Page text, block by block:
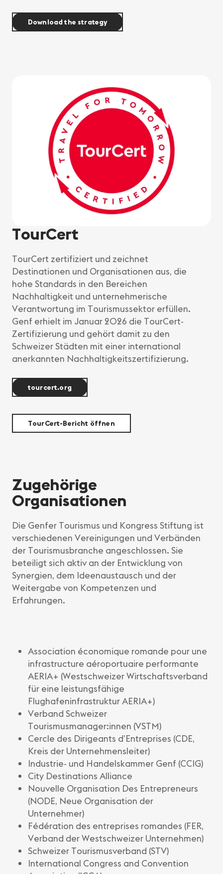
Download the strategy
TourCert
TourCert zertifiziert und zeichnet
Destinationen und Organisationen aus, die
hohe Standards in den Bereichen
Nachhaltigkeit und unternehmerische
Verantwortung im Tourismussektor erfüllen.
Genf erhielt im Januar 2026 die TourCert-
Zertifizierung und gehört damit zu den
Schweizer Städten mit einer international
anerkannten Nachhaltigkeitszertifizierung.
tourcert.org
TourCert-Bericht öffnen
Zugehörige
Organisationen
Die Genfer Tourismus und Kongress Stiftung ist
verschiedenen Vereinigungen und Verbänden
der Tourismusbranche angeschlossen. Sie
beteiligt sich aktiv an der Entwicklung von
Synergien, dem Ideenaustausch und der
Weitergabe von Kompetenzen und
Erfahrungen.
Association économique romande pour une
infrastructure aéroportuaire performante
AERIA+ (Westschweizer Wirtschaftsverband
für eine leistungsfähige
Flughafeninfrastruktur AERIA+)
Verband Schweizer
Tourismusmanager:innen (VSTM)
Cercle des Dirigeants d’Entreprises (CDE,
Kreis der Unternehmensleiter)
Industrie- und Handelskammer Genf (CCIG)
City Destinations Alliance
Nouvelle Organisation Des Entrepreneurs
(NODE, Neue Organisation der
Unternehmer)
Fédération des entreprises romandes (FER,
Verband der Westschweizer Unternehmen)
Schweizer Tourismusverband (STV)
International Congress and Convention